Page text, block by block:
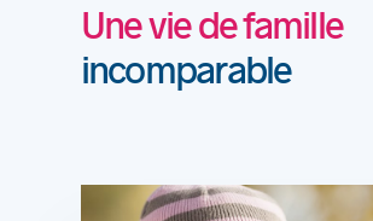
Une vie de famille
incomparable